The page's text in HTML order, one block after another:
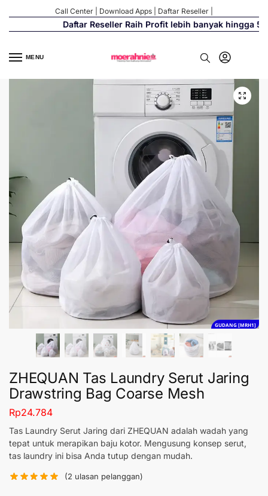
Call Center Download Apps Daftar Reseller
Daftar Reseller Raih Profit lebih banyak hingga
MENU
GUDANG [MRH1]
ZHEQUAN Tas Laundry Serut Jaring
Drawstring Bag Coarse Mesh
Rp24.784
Tas Laundry Serut Jaring dari ZHEQUAN adalah wadah yang
tepat untuk merapikan baju kotor. Mengusung konsep serut,
tas laundry ini bisa Anda tutup dengan mudah.
(2 ulasan pelanggan)